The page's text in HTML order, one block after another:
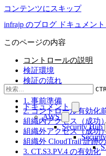
コンテンツにスキップ
infrajp のブログ ドキュメント
ドキュメント
AWS
Security Hub
このページの内容
コントロールの説明
検証環境
検証の流れ
結果
1. 事前準備
2. コントロール有効化
組織内アクセス（成功
組織外アクセス（成功
組織外 CloudTrail 証跡
3. CT.S3.PV.4 の有効化